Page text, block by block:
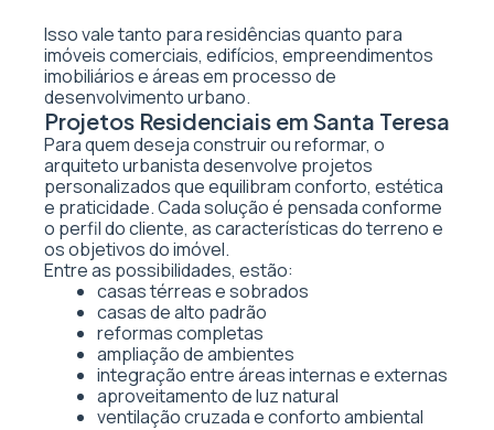
Isso vale tanto para residências quanto para
imóveis comerciais, edifícios, empreendimentos
imobiliários e áreas em processo de
desenvolvimento urbano.
Projetos Residenciais em Santa Teresa
Para quem deseja construir ou reformar, o
arquiteto urbanista desenvolve projetos
personalizados que equilibram conforto, estética
e praticidade. Cada solução é pensada conforme
o perfil do cliente, as características do terreno e
os objetivos do imóvel.
Entre as possibilidades, estão:
casas térreas e sobrados
casas de alto padrão
reformas completas
ampliação de ambientes
integração entre áreas internas e externas
aproveitamento de luz natural
ventilação cruzada e conforto ambiental